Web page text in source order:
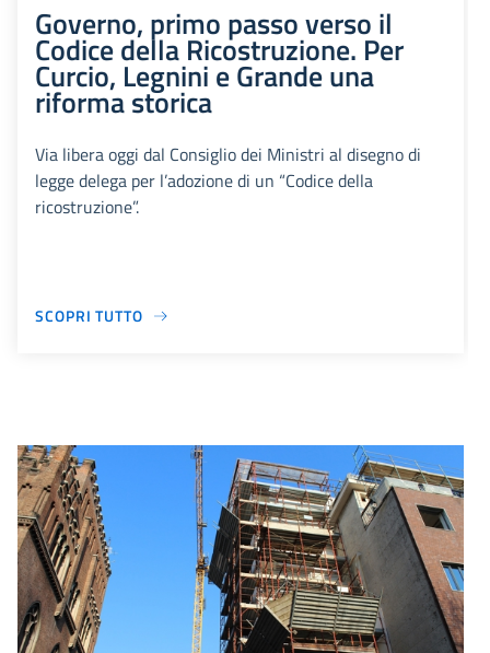
Governo, primo passo verso il
Codice della Ricostruzione. Per
Curcio, Legnini e Grande una
riforma storica
Via libera oggi dal Consiglio dei Ministri al disegno di
legge delega per l’adozione di un “Codice della
ricostruzione”.
SCOPRI TUTTO